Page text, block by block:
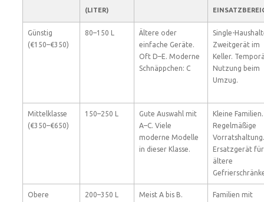
(LITER)
Günstig
(€150–€350)
80–150 L
Ältere oder
einfache Geräte.
Oft D–E. Moderne
Schnäppchen: C
Single-
Zweitgerät im
Keller.
Nutzung beim
Umzug.
Mittelklasse
(€350–€650)
150–250 L
Gute Auswahl mit
A–C. Viele
moderne Modelle
in dieser Klasse.
Kleine Familien.
Regelmäßige
Vorratshaltung.
Ersatzgerät für
ältere
Obere
200–350 L
Meist A bis B.
Familien mit